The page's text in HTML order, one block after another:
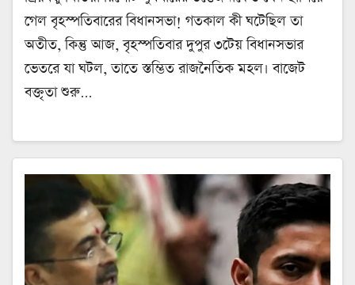
গেল বৃহস্পতিবারের বিধানসভা! গতকাল কী ঘটেছিল তা
অতীত, কিন্তু আজ, বৃহস্পতিবার দুপুর ৩টেয় বিধানসভার
ভেতরে যা ঘটল, তাতে স্তম্ভিত রাজনৈতিক মহল। বাজেট
বক্তৃতা শুরু…